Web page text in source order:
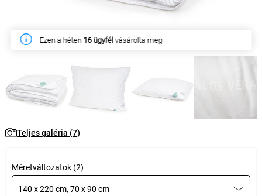
Ezen a héten 16 ügyfél vásárolta meg
Teljes galéria (7)
Méretváltozatok (2)
140 x 220 cm, 70 x 90 cm